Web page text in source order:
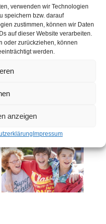
verwenden wir Technologien
speichern bzw. darauf
zustimmen, können wir Daten
auf dieser Website verarbeiten.
oder zurückziehen, können
werden.
anzeigen
Impressum